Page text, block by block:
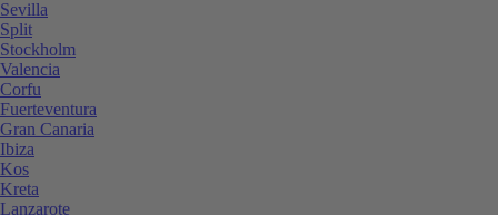
Sevilla
Split
Stockholm
Valencia
Corfu
Fuerteventura
Gran Canaria
Ibiza
Kos
Kreta
Lanzarote